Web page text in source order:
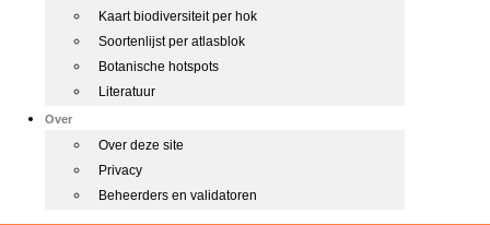
Kaart biodiversiteit per hok
Soortenlijst per atlasblok
Botanische hotspots
Literatuur
Over
Over deze site
Privacy
Beheerders en validatoren